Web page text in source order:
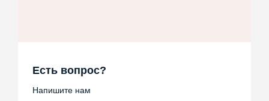
Есть вопрос?
Напишите нам